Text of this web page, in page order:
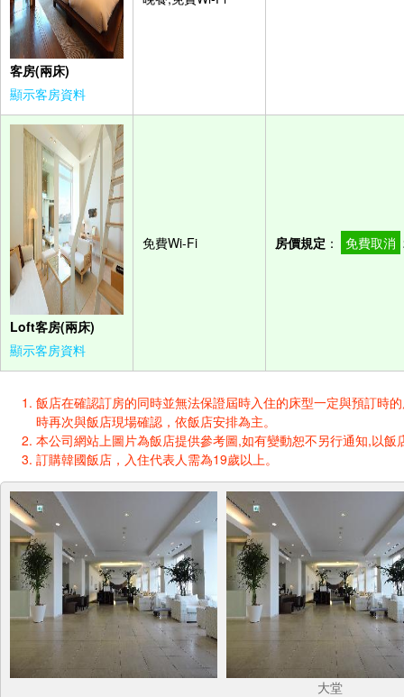
客房(兩床)
顯示客房資料
Loft客房(兩床)
顯示客房資料
免費Wi-Fi 房價規定 ： 免費取消
飯店在確認訂房的同時並無法保證屆時入住的床型一定與預訂時
時再次與飯店現場確認，依飯店安排為主。
本公司網站上圖片為飯店提供參考圖,如有變動恕不另行通知,以飯
訂購韓國飯店，入住代表人需為19歲以上。
大堂